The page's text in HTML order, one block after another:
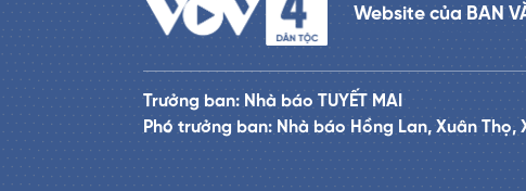
Website của BAN
Trưởng ban: Nhà báo TUYẾT MAI
Phó trưởng ban: Nhà báo Hồng Lan, Xuân Thọ,